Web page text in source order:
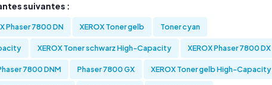
suivantes :
Phaser 7800 DN XEROX Toner gelb Toner cyan
XEROX Toner schwarz High-Capacity XEROX Phaser 7800 DX
7800 DNM Phaser 7800 GX XEROX Toner gelb High-Capacity